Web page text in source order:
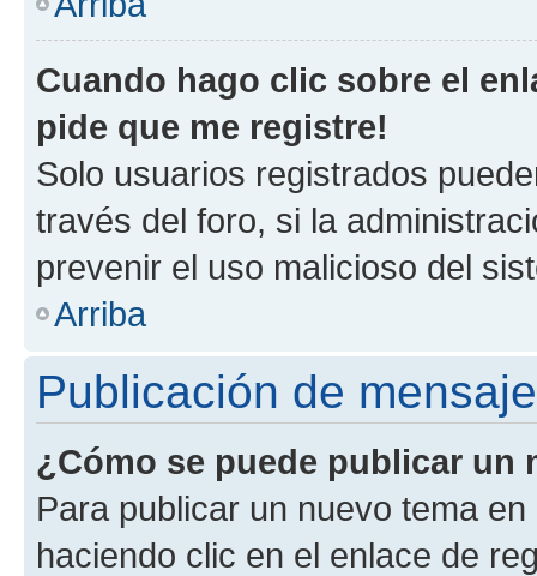
Cuando hago clic sobre el
pide que me registre!
Solo usuarios registrados
través del foro, si la
prevenir el uso malicioso del
Arriba
Publicación de
¿Cómo se puede publicar un
Para publicar un nuevo tema
haciendo clic en el enlace de